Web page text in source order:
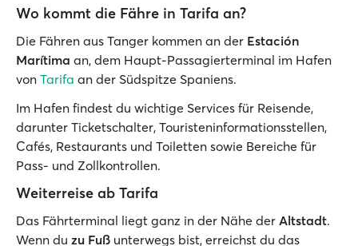
Wo kommt die Fähre in Tarifa an?
Die Fähren aus Tanger kommen an der Estación
Marítima an, dem Haupt-Passagierterminal im Hafen
von Tarifa an der Südspitze Spaniens.
Im Hafen findest du wichtige Services für Reisende,
darunter Ticketschalter, Touristeninformationsstellen,
Cafés, Restaurants und Toiletten sowie Bereiche für
Pass- und Zollkontrollen.
Weiterreise ab Tarifa
Das Fährterminal liegt ganz in der Nähe der Altstadt.
Wenn du zu Fuß unterwegs bist, erreichst du das